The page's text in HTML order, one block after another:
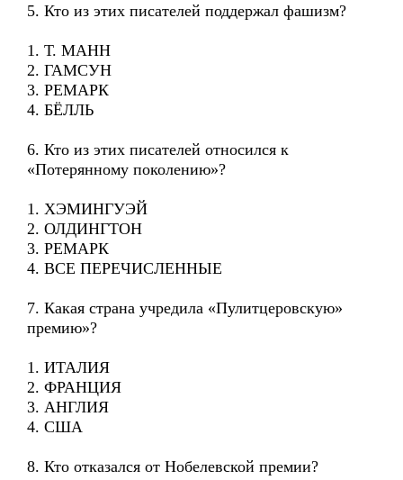
5. Кто из этих писателей поддержал фашизм?
1. Т. МАНН
2. ГАМСУН
3. РЕМАРК
4. БЁЛЛЬ
6. Кто из этих писателей относился к
«Потерянному поколению»?
1. ХЭМИНГУЭЙ
2. ОЛДИНГТОН
3. РЕМАРК
4. ВСЕ ПЕРЕЧИСЛЕННЫЕ
7. Какая страна учредила «Пулитцеровскую»
премию»?
1. ИТАЛИЯ
2. ФРАНЦИЯ
3. АНГЛИЯ
4. США
8. Кто отказался от Нобелевской премии?